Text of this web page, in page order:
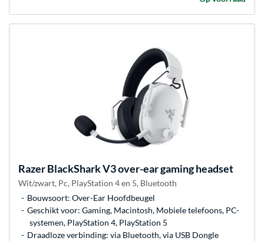
RazerBlackShark V3 over-ear gaming headset
Wit/zwart, Pc, PlayStation 4 en 5, Bluetooth
Bouwsoort: Over-Ear Hoofdbeugel
Geschikt voor: Gaming, Macintosh, Mobiele telefoons, PC-
systemen, PlayStation 4, PlayStation 5
Draadloze verbinding: via Bluetooth, via USB Dongle